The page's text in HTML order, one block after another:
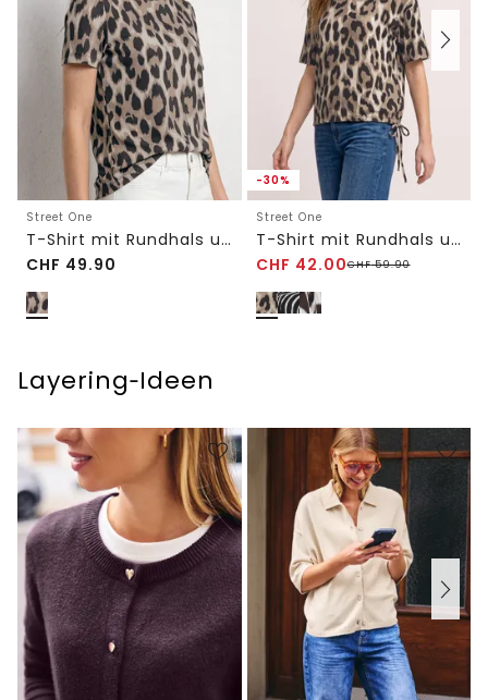
Street One
T-Shirt mit Rundhals und gerafftem Ärmel
CHF 49.90
-30%
Street One
T-Shirt mit Rundhals und Tunnelzug
CHF 42.00CHF59.90
Layering‑Ideen